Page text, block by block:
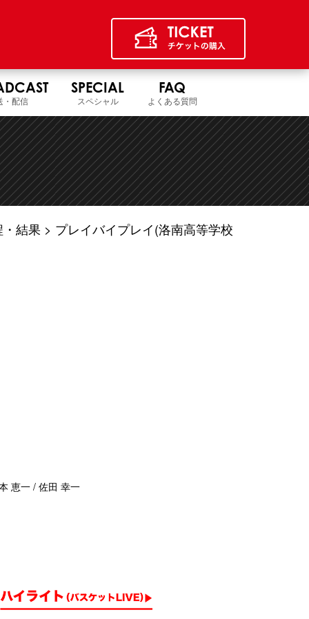
・配信
SPECIAL
スペシャル
FAQ
よくある質問
・結果
プレイバイプレイ(洛南高等学校
恵一 / 佐田 幸一